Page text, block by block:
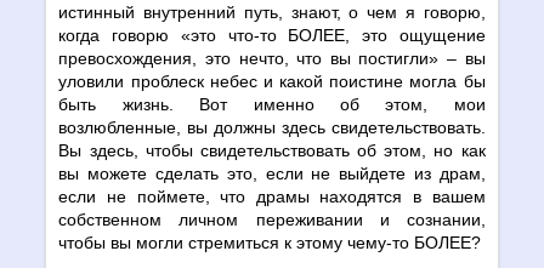
истинный внутренний путь, знают, о чем я говорю,
когда говорю «это что-то БОЛЕЕ, это ощущение
превосхождения, это нечто, что вы постигли» – вы
уловили проблеск небес и какой поистине могла бы
быть жизнь. Вот именно об этом, мои
возлюбленные, вы должны здесь свидетельствовать.
Вы здесь, чтобы свидетельствовать об этом, но как
вы можете сделать это, если не выйдете из драм,
если не поймете, что драмы находятся в вашем
собственном личном переживании и сознании,
чтобы вы могли стремиться к этому чему-то БОЛЕЕ?